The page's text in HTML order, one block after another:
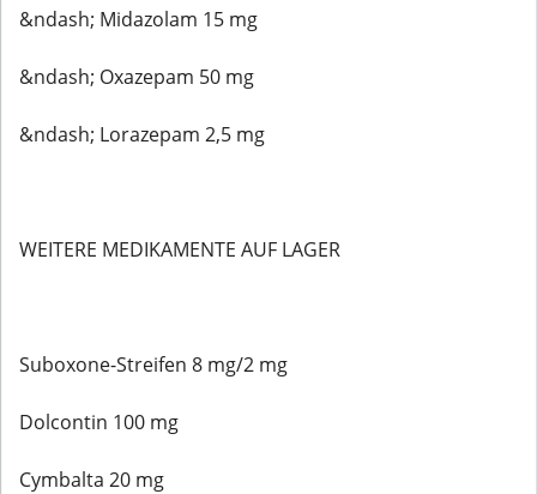
&ndash; Midazolam 15 mg
&ndash; Oxazepam 50 mg
&ndash; Lorazepam 2,5 mg
WEITERE MEDIKAMENTE AUF LAGER
Suboxone-Streifen 8 mg/2 mg
Dolcontin 100 mg
Cymbalta 20 mg